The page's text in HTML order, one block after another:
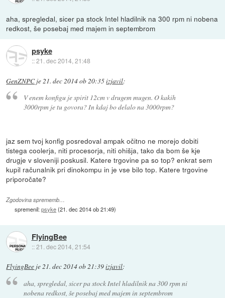
aha, spregledal, sicer pa stock Intel hladilnik na 300 rpm ni nobena
redkost, še posebaj med majem in septembrom
psyke
::21. dec 2014, 21:48
GenZNPCje21. dec 2014 ob 20:35izjavil:
V enem konfigu je spirit 12cm v drugem mugen. O kakih
3000rpm je tu govora? In kdaj bo delalo na 3000rpm?
jaz sem tvoj konfig posredoval ampak očitno ne morejo dobiti
tistega coolerja, niti procesorja, niti ohišja, tako da bom še kje
drugje v sloveniji poskusil. Katere trgovine pa so top? enkrat sem
kupil računalnik pri dinokompu in je vse bilo top. Katere trgovine
priporočate?
Zgodovina sprememb…
spremenil:psyke(21. dec 2014 ob 21:49)
FlyingBee
::21. dec 2014, 21:54
FlyingBee je21. dec 2014 ob 21:39izjavil:
aha, spregledal, sicer pa stock Intel hladilnik na 300 rpm ni
nobena redkost, še posebaj med majem in septembrom